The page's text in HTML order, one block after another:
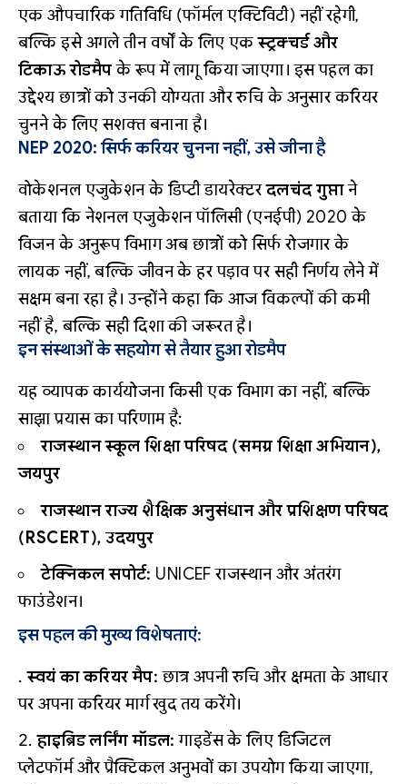
एक औपचारिक गतिविधि (फॉर्मल एक्टिविटी) नहीं रहेगी,
बल्कि इसे अगले तीन वर्षों के लिए एकस्ट्रक्चर्ड और
टिकाऊ रोडमैपके रूप में लागू किया जाएगा। इस पहल का
उद्देश्य छात्रों को उनकी योग्यता और रुचि के अनुसार करियर
चुनने के लिए सशक्त बनाना है।
NEP 2020: सिर्फ करियर चुनना नहीं, उसे जीना है
वोकेशनल एजुकेशन के डिप्टी डायरेक्टरदलचंद गुप्ताने
बताया कि नेशनल एजुकेशन पॉलिसी (एनईपी) 2020 के
विजन के अनुरूप विभाग अब छात्रों को सिर्फ रोजगार के
लायक नहीं, बल्कि जीवन के हर पड़ाव पर सही निर्णय लेने में
सक्षम बना रहा है। उन्होंने कहा कि आज विकल्पों की कमी
नहीं है, बल्कि सही दिशा की जरूरत है।
इन संस्थाओं के सहयोग से तैयार हुआ रोडमैप
यह व्यापक कार्ययोजना किसी एक विभाग का नहीं, बल्कि
साझा प्रयास का परिणाम है:
राजस्थान स्कूल शिक्षा परिषद (समग्र शिक्षा अभियान),
जयपुर
राजस्थान राज्य शैक्षिक अनुसंधान और प्रशिक्षण परिषद
(RSCERT), उदयपुर
टेक्निकल सपोर्ट: UNICEF राजस्थान और अंतरंग
फाउंडेशन।
इस पहल की मुख्य विशेषताएं:
स्वयं का करियर मैप: छात्र अपनी रुचि और क्षमता के आधार
पर अपना करियर मार्ग खुद तय करेंगे।
हाइब्रिड लर्निंग मॉडल: गाइडेंस के लिए डिजिटल
प्लेटफॉर्म और प्रैक्टिकल अनुभवों का उपयोग किया जाएगा,